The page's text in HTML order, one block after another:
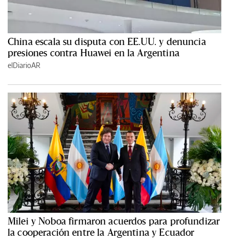
China escala su disputa con EE.UU. y denuncia
presiones contra Huawei en la Argentina
elDiarioAR
Milei y Noboa firmaron acuerdos para profundizar
la cooperación entre la Argentina y Ecuador